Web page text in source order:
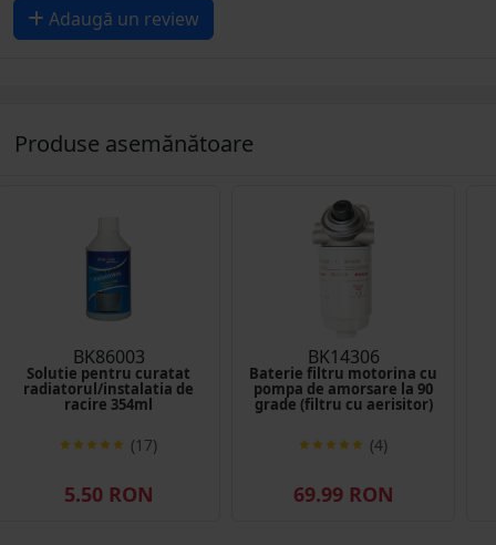
Adaugă un review
Produse asemănătoare
BK86003
Solutie pentru curatat
radiatorul/instalatia de
racire 354ml
(17)
5.50 RON
BK14306
Baterie filtru motorina cu
pompa de amorsare la 90
grade (filtru cu aerisitor)
(4)
69.99 RON